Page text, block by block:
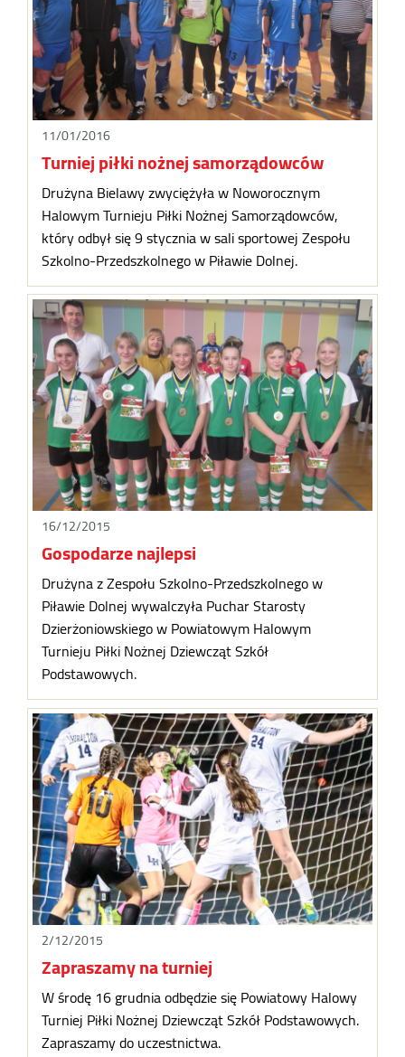
11/01/2016
Turniej piłki nożnej samorządowców
Drużyna Bielawy zwyciężyła w Noworocznym
Halowym Turnieju Piłki Nożnej Samorządowców,
który odbył się 9 stycznia w sali sportowej Zespołu
Szkolno-Przedszkolnego w Piławie Dolnej.
16/12/2015
Gospodarze najlepsi
Drużyna z Zespołu Szkolno-Przedszkolnego w
Piławie Dolnej wywalczyła Puchar Starosty
Dzierżoniowskiego w Powiatowym Halowym
Turnieju Piłki Nożnej Dziewcząt Szkół
Podstawowych.
2/12/2015
Zapraszamy na turniej
W środę 16 grudnia odbędzie się Powiatowy Halowy
Turniej Piłki Nożnej Dziewcząt Szkół Podstawowych.
Zapraszamy do uczestnictwa.